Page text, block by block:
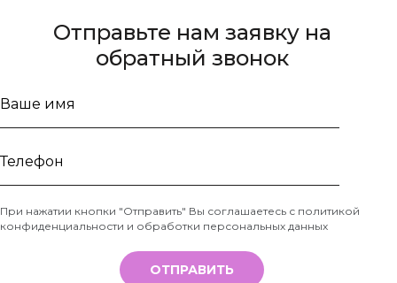
Отправьте нам заявку на
обратный звонок
Ваше
Телефон
*
При нажатии кнопки "Отправить" Вы соглашаетесь с политикой
конфиденциальности и обработки персональных данных
ОТПРАВИТЬ